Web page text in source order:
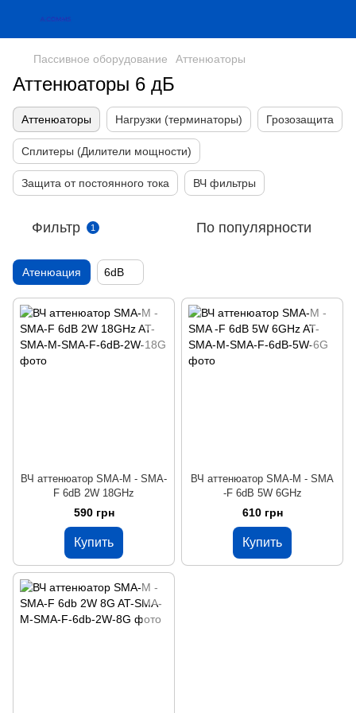
Пассивное оборудование Аттенюаторы
Аттенюаторы 6 дБ
Аттенюаторы Нагрузки (терминаторы) Грозозащита
Сплитеры (Дилители мощности)
Защита от постоянного тока ВЧ фильтры
Фильтр 1 По популярности
Атенюация 6dB
ВЧ аттенюатор SMA-M - SMA-
F 6dB 2W 18GHz
590 грн
Купить
ВЧ аттенюатор SMA-M - SMA
-F 6dB 5W 6GHz
610 грн
Купить